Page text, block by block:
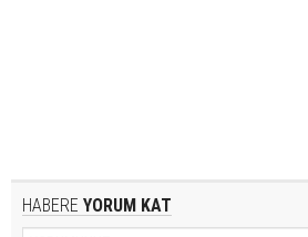
HABERE YORUM KAT